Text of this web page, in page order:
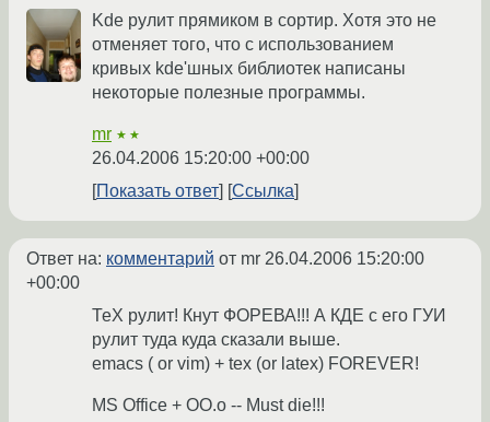
Kde рулит прямиком в сортир. Хотя это не
отменяет того, что с использованием
кривых kde'шных библиотек написаны
некоторые полезные программы.
mr ★★
26.04.2006 15:20:00 +00:00
Показать ответ
Ссылка
Ответ на: комментарий от mr 26.04.2006 15:20:00
+00:00
ТеХ рулит! Кнут ФОРЕВА!!! А КДЕ с его ГУИ
рулит туда куда сказали выше.
emacs ( or vim) + tex (or latex) FOREVER!
MS Office + OO.o -- Must die!!!